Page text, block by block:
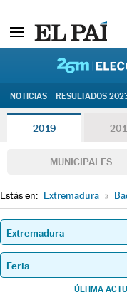
NOTICIAS RESULTADOS
2019
MUNICIPALES
Estás en: Extremadura »
ÚLTIMA